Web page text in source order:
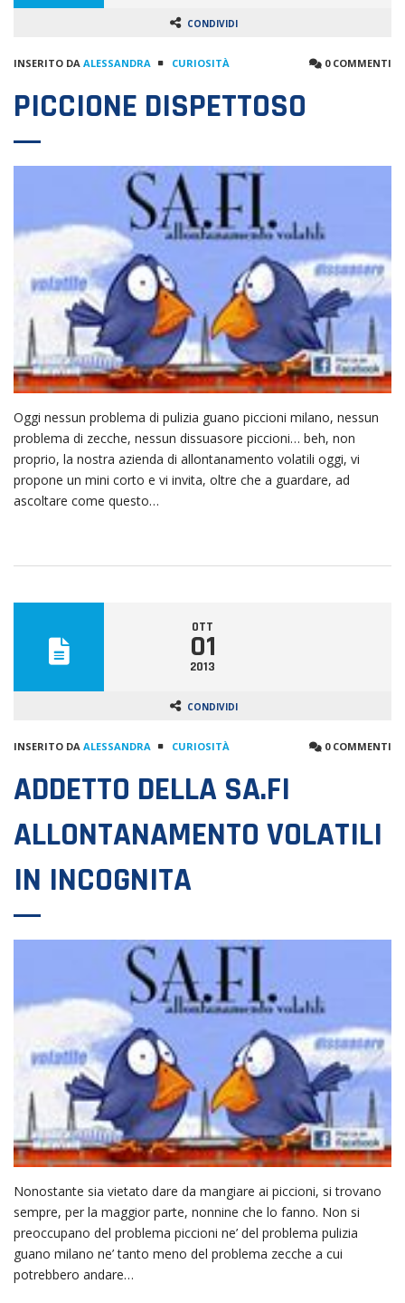
CONDIVIDI
INSERITO DA ALESSANDRA CURIOSITÀ 0 COMMENTI
PICCIONE DISPETTOSO
Oggi nessun problema di pulizia guano piccioni milano, nessun
problema di zecche, nessun dissuasore piccioni… beh, non
proprio, la nostra azienda di allontanamento volatili oggi, vi
propone un mini corto e vi invita, oltre che a guardare, ad
ascoltare come questo…
OTT
01
2013
CONDIVIDI
INSERITO DA ALESSANDRA CURIOSITÀ 0 COMMENTI
ADDETTO DELLA SA.FI
ALLONTANAMENTO VOLATILI
IN INCOGNITA
Nonostante sia vietato dare da mangiare ai piccioni, si trovano
sempre, per la maggior parte, nonnine che lo fanno. Non si
preoccupano del problema piccioni ne’ del problema pulizia
guano milano ne’ tanto meno del problema zecche a cui
potrebbero andare…